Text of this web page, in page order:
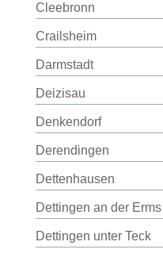
Cleebronn
Crailsheim
Darmstadt
Deizisau
Denkendorf
Derendingen
Dettenhausen
Dettingen an der Erms
Dettingen unter Teck